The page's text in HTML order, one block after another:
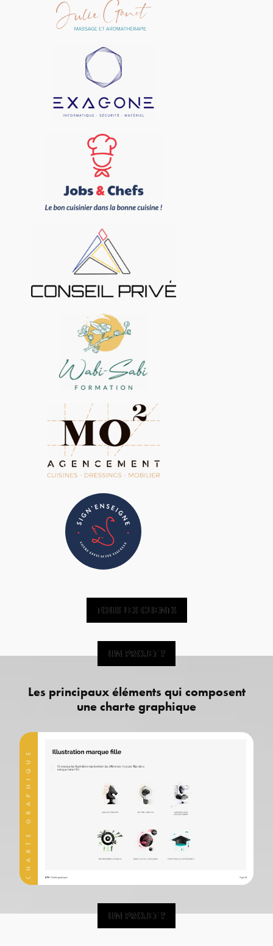
TOUS LES CLIENTS
TOUS LES CLIENTS
UN PROJET ?
UN PROJET ?
Les principaux éléments qui composent
une charte graphique
UN PROJET ?
UN PROJET ?